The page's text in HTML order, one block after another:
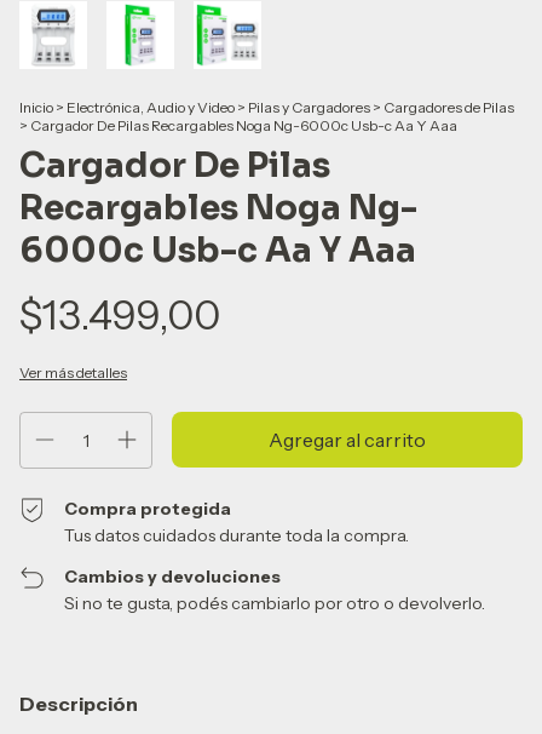
Inicio > Electrónica, Audio y Video > Pilas y Cargadores > Cargadores de Pilas
> Cargador De Pilas Recargables Noga Ng-6000c Usb-c Aa Y Aaa
Cargador De Pilas
Recargables Noga Ng-
6000c Usb-c Aa Y Aaa
$13.499,00
Ver más detalles
Compra protegida
Tus datos cuidados durante toda la compra.
Cambios y devoluciones
Si no te gusta, podés cambiarlo por otro o devolverlo.
Descripción